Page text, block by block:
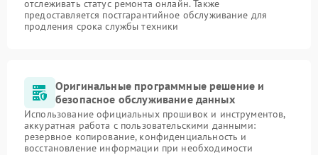
отслеживать статус ремонта онлайн. Также
предоставляется постгарантийное обслуживание для
продления срока службы техники
Оригинальные программные решение и
безопасное обслуживание данных
Использование официальных прошивок и инструментов,
аккуратная работа с пользовательскими данными:
резервное копирование, конфиденциальность и
восстановление информации при необходимости